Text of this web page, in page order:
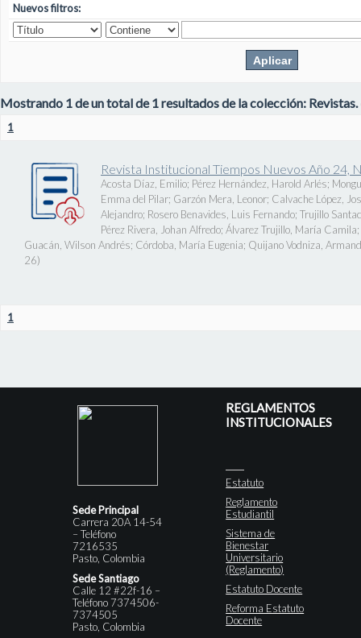
Nuevos filtros:
Mostrando 1 de un total de 1 resultados de la colección: Revistas.
1
Revista Institucional Tiempos Nuevos Año 24,
Acosta Díaz, Emilio; Pérez Hernández, Harold Arlés;
Emma del Pilar; Garzón Mera, Leonor; Calvache López,
Alejandro; Rosero Benavides, Luis Fernando; Trujillo
Pérez Rivera, Johan Alfredo; Álvarez Trujillo, María Camila;
Guacán, Wilson Andrés; Córdoba, María Eugenia; Quijano Vodniza,
26)
1
Sede Principal
Carrera 20A 14-54
– Teléfono
7216535
Pasto, Colombia
Sede Santiago
Calle 12 #22f-16 –
Teléfono 7374506-
7374505
Pasto, Colombia
REGLAMENTOS
INSTITUCIONALES
Estatuto
Reglamento
Estudiantil
Sistema de
Bienestar
Universitario
(Reglamento)
Estatuto Docente
Reforma Estatuto
Docente